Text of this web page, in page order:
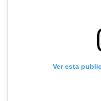
Ver esta